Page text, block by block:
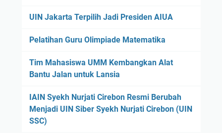
UIN Jakarta Terpilih Jadi Presiden AIUA
Pelatihan Guru Olimpiade Matematika
Tim Mahasiswa UMM Kembangkan Alat
Bantu Jalan untuk Lansia
IAIN Syekh Nurjati Cirebon Resmi Berubah
Menjadi UIN Siber Syekh Nurjati Cirebon (UIN
SSC)